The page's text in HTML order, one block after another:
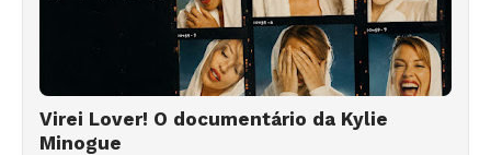
Virei Lover! O documentário da Kylie
Minogue